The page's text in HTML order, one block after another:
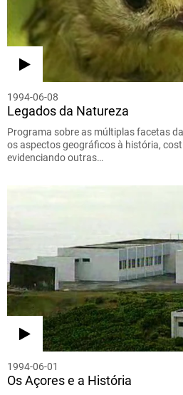
1994-06-08
Legados da Natureza
Programa sobre as múltiplas facetas
os aspectos geográficos à história,
evidenciando outras…
1994-06-01
Os Açores e a História